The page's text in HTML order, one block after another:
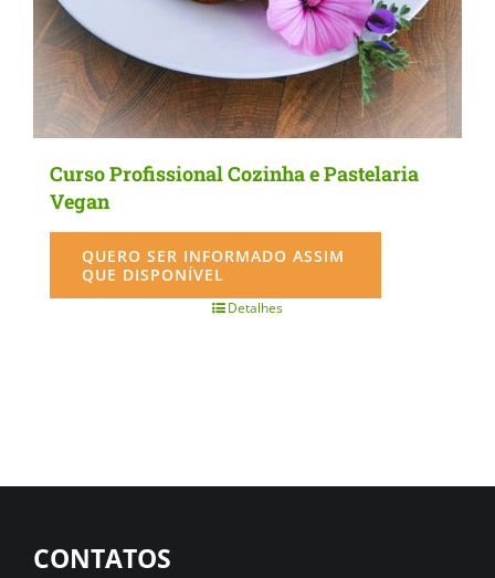
the
product
page
Curso Profissional Cozinha e Pastelaria
Vegan
QUERO SER INFORMADO ASSIM
QUE DISPONÍVEL
Detalhes
CONTATOS